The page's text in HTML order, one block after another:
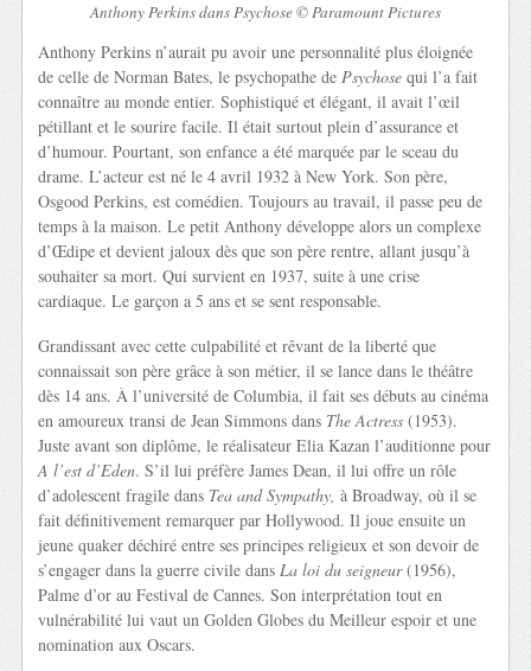
Anthony Perkins dans Psychose © Paramount Pictures
Anthony Perkins n’aurait pu avoir une personnalité plus éloignée
de celle de Norman Bates, le psychopathe dePsychosequi l’a fait
connaître au monde entier. Sophistiqué et élégant, il avait l’œil
pétillant et le sourire facile. Il était surtout plein d’assurance et
d’humour. Pourtant, son enfance a été marquée par le sceau du
drame. L’acteur est né le 4 avril 1932 à New York. Son père,
Osgood Perkins, est comédien. Toujours au travail, il passe peu de
temps à la maison. Le petit Anthony développe alors un complexe
d’Œdipe et devient jaloux dès que son père rentre, allant jusqu’à
souhaiter sa mort. Qui survient en 1937, suite à une crise
cardiaque. Le garçon a 5 ans et se sent responsable.
Grandissant avec cette culpabilité et rêvant de la liberté que
connaissait son père grâce à son métier, il se lance dans le théâtre
dès 14 ans. À l’université de Columbia, il fait ses débuts au cinéma
en amoureux transi de Jean Simmons dans The Actress(1953).
Juste avant son diplôme, le réalisateur Elia Kazan l’auditionne pour
A l’est d’Eden. S’il lui préfère James Dean, il lui offre un rôle
d’adolescent fragile dans Tea and Sympathy,à Broadway, où il se
fait définitivement remarquer par Hollywood. Il joue ensuite un
jeune quaker déchiré entre ses principes religieux et son devoir de
s’engager dans la guerre civile dansLa loi du seigneur(1956),
Palme d’or au Festival de Cannes. Son interprétation tout en
vulnérabilité lui vaut un Golden Globes du Meilleur espoir et une
nomination aux Oscars.